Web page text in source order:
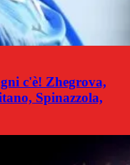
c'è! Zhegrova,
Spinazzola,